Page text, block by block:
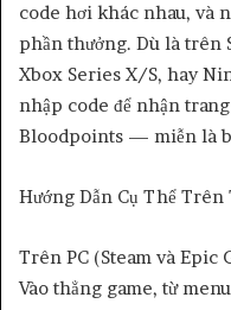
code hơi khác nhau, và
phần thưởng. Dù là trên
Xbox Series X/S, hay
nhập code để nhận
Bloodpoints — miễn là
Hướng Dẫn Cụ Thể
Trên PC (Steam và Epic
Vào thẳng game, từ